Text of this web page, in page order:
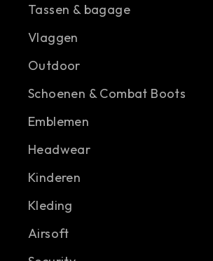
Tassen & bagage
Vlaggen
Outdoor
Schoenen & Combat Boots
Emblemen
Headwear
Kinderen
Kleding
Airsoft